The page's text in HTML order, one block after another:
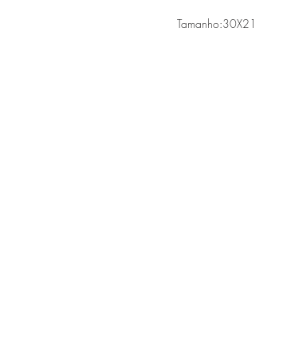
Tamanho:30X21